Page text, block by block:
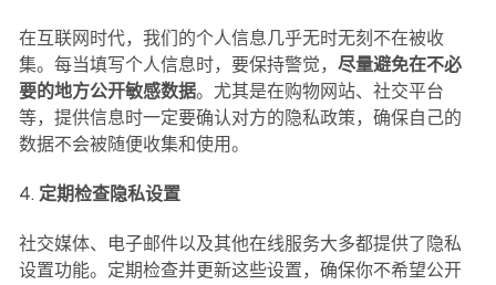
在互联网时代，我们的个人信息几乎无时无刻不在被收
集。每当填写个人信息时，要保持警觉， 尽量避免在不必
要的地方公开敏感数据。尤其是在购物网站、社交平台
等，提供信息时一定要确认对方的隐私政策，确保自己的
数据不会被随便收集和使用。
4. 定期检查隐私设置
社交媒体、电子邮件以及其他在线服务大多都提供了隐私
设置功能。定期检查并更新这些设置，确保你不希望公开